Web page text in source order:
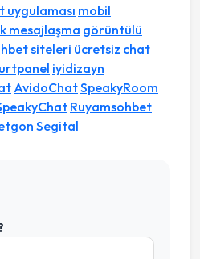
uygulaması mobil
mesajlaşma görüntülü
siteleri ücretsiz chat
iyidizayn
AvidoChatSpeakyRoom
Ruyamsohbet
Segital